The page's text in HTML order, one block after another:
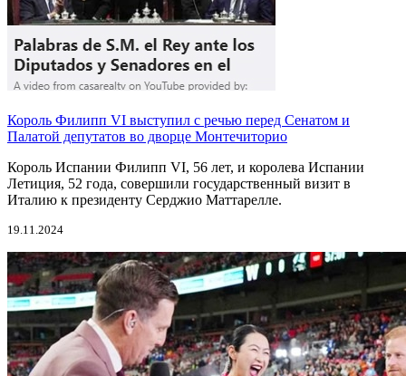
Король Филипп VI выступил с речью перед Сенатом и
Палатой депутатов во дворце Монтечиторио
Король Испании Филипп VI, 56 лет, и королева Испании
Летиция, 52 года, совершили государственный визит в
Италию к президенту Серджио Маттарелле.
19.11.2024